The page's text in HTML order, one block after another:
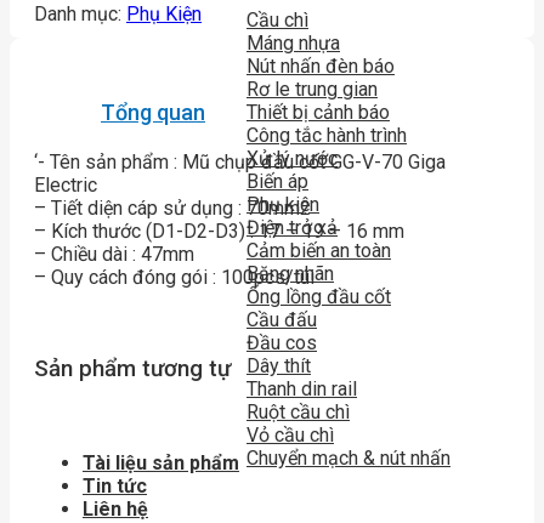
Cầu chì
Máng nhựa
Nút nhấn đèn báo
Rơ le trung gian
Thiết bị cảnh báo
Công tắc hành trình
Xử lý nước
Biến áp
Phụ kiện
Điện trở xả
Cảm biến an toàn
Băng nhãn
Ống lồng đầu cốt
Cầu đấu
Đầu cos
Dây thít
Thanh din rail
Ruột cầu chì
Vỏ cầu chì
Chuyển mạch & nút nhấn
Tài liệu sản phẩm
Tin tức
Liên hệ
Danh mục: Phụ Kiện
Tổng quan
‘- Tên sản phẩm : Mũ chụp đầu cốt GG-V-70 Giga
Electric
– Tiết diện cáp sử dụng : 70mm2
– Kích thước (D1-D2-D3) : 17 – 19 – 16 mm
– Chiều dài : 47mm
– Quy cách đóng gói : 100pcs/túi
Sản phẩm tương tự